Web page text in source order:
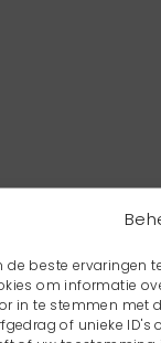
de beste ervaringen
om informatie
in te stemmen met
of unieke ID's